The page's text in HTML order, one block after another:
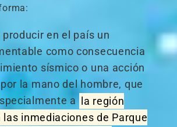
producir en el país un
como consecuencia
sísmico o una acción
la mano del hombre, que
a
la región
las inmediaciones de Parque